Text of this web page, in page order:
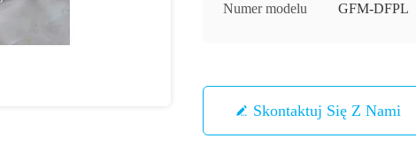
Numer modelu GFM-DFPL
Skontaktuj Się Z Nami